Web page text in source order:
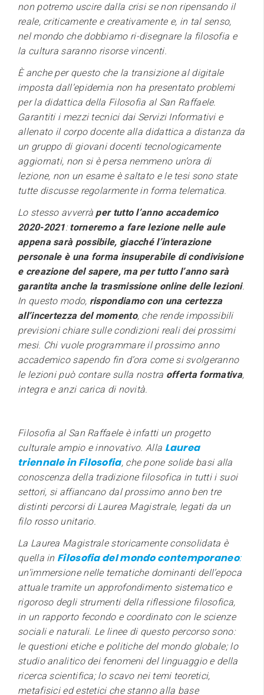
non potremo uscire dalla crisi se non ripensando il
reale, criticamente e creativamente e, in tal senso,
nel mondo che dobbiamo ri-disegnare la filosofia e
la cultura saranno risorse vincenti.
È anche per questo che la transizione al digitale
imposta dall’epidemia non ha presentato problemi
per la didattica della Filosofia al San Raffaele.
Garantiti i mezzi tecnici dai Servizi Informativi e
allenato il corpo docente alla didattica a distanza da
un gruppo di giovani docenti tecnologicamente
aggiornati, non si è persa nemmeno un’ora di
lezione, non un esame è saltato e le tesi sono state
tutte discusse regolarmente in forma telematica.
Lo stesso avverrà per tutto l’anno accademico
2020-2021 :torneremo a fare lezione nelle aule
appena sarà possibile, giacché l’interazione
personale è una forma insuperabile di condivisione
e creazione del sapere, ma per tutto l’anno sarà
garantita anche la trasmissione online delle lezioni.
In questo modo, rispondiamo con una certezza
all’incertezza del momento, che rende impossibili
previsioni chiare sulle condizioni reali dei prossimi
mesi. Chi vuole programmare il prossimo anno
accademico sapendo fin d’ora come si svolgeranno
le lezioni può contare sulla nostra offerta formativa,
integra e anzi carica di novità.
Filosofia al San Raffaele è infatti un progetto
culturale ampio e innovativo. Alla Laurea
triennale in Filosofia, che pone solide basi alla
conoscenza della tradizione filosofica in tutti i suoi
settori, si affiancano dal prossimo anno ben tre
distinti percorsi di Laurea Magistrale, legati da un
filo rosso unitario.
La Laurea Magistrale storicamente consolidata è
quella in Filosofia del mondo contemporaneo:
un’immersione nelle tematiche dominanti dell’epoca
attuale tramite un approfondimento sistematico e
rigoroso degli strumenti della riflessione filosofica,
in un rapporto fecondo e coordinato con le scienze
sociali e naturali. Le linee di questo percorso sono:
le questioni etiche e politiche del mondo globale; lo
studio analitico dei fenomeni del linguaggio e della
ricerca scientifica; lo scavo nei temi teoretici,
metafisici ed estetici che stanno alla base